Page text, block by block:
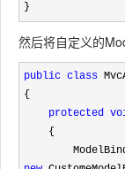
}
然后将自定义的
public class
{
protected